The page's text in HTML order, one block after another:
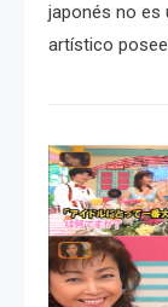
japonés no es
artístico